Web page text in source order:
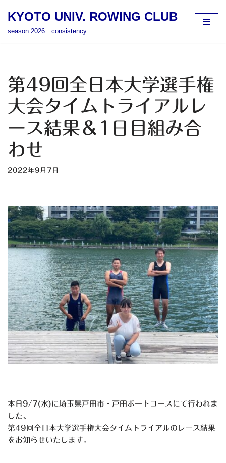
ツ
へ
キ
KYOTO UNIV. ROWING CLUB
season 2026 consistency
第49回全日本大学選手権
大会タイムトライアルレ
ース結果＆1日目組み合
わせ
2022年9月7日
本日9/7(水)に埼玉県戸田市・戸田ボートコースにて行われま
した、
第49回全日本大学選手権大会タイムトライアルのレース結果
をお知らせいたします。